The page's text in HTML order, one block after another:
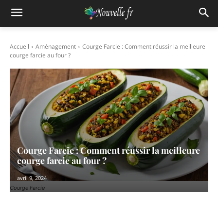
Accueil Aménagement
Courge Farcie : Comment réussir la meilleure
courge farcie au four ?
Courge Farcie
Courge Farcie : Comment réussir la meilleure
courge farcie au four ?
avril 9, 2024